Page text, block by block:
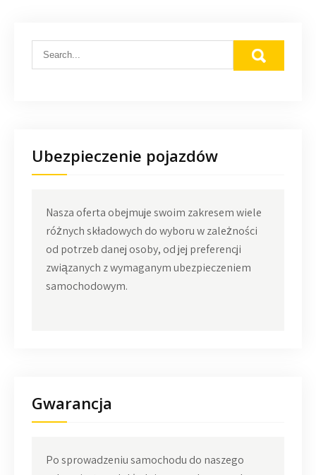
Ubezpieczenie pojazdów
Nasza oferta obejmuje swoim zakresem wiele
różnych składowych do wyboru w zależności
od potrzeb danej osoby, od jej preferencji
związanych z wymaganym ubezpieczeniem
samochodowym.
Gwarancja
Po sprowadzeniu samochodu do naszego